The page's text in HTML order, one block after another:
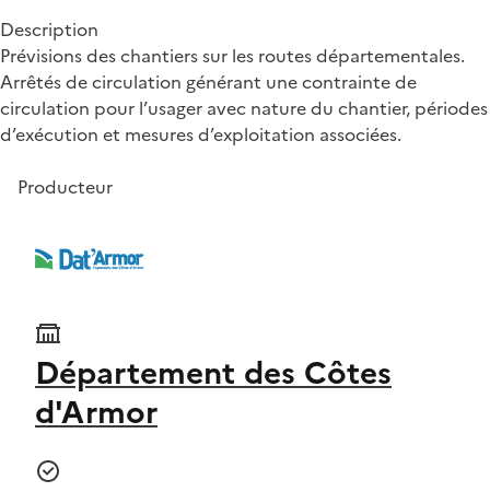
Description
Prévisions des chantiers sur les routes départementales.
Arrêtés de circulation générant une contrainte de
circulation pour l’usager avec nature du chantier, périodes
d’exécution et mesures d’exploitation associées.
Producteur
Département des Côtes
d'Armor